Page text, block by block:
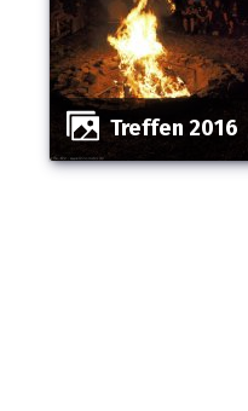
Treffen 2016